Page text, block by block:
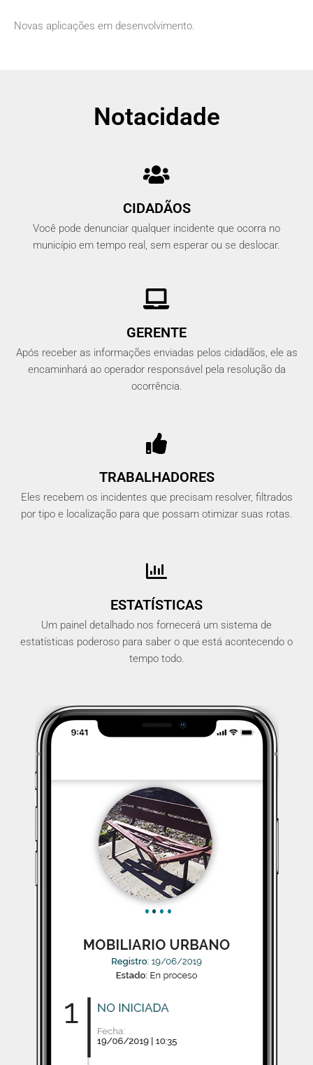
Novas aplicações em desenvolvimento.
Notacidade
CIDADÃOS
Você pode denunciar qualquer incidente que ocorra no
município em tempo real, sem esperar ou se deslocar.
GERENTE
Após receber as informações enviadas pelos cidadãos, ele as
encaminhará ao operador responsável pela resolução da
ocorrência.
TRABALHADORES
Eles recebem os incidentes que precisam resolver, filtrados
por tipo e localização para que possam otimizar suas rotas.
ESTATÍSTICAS
Um painel detalhado nos fornecerá um sistema de
estatísticas poderoso para saber o que está acontecendo o
tempo todo.